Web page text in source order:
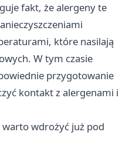
fakt, że alergeny te
które nasilają
W tym czasie
przygotowanie
kontakt z alergenami i
wdrożyć już pod